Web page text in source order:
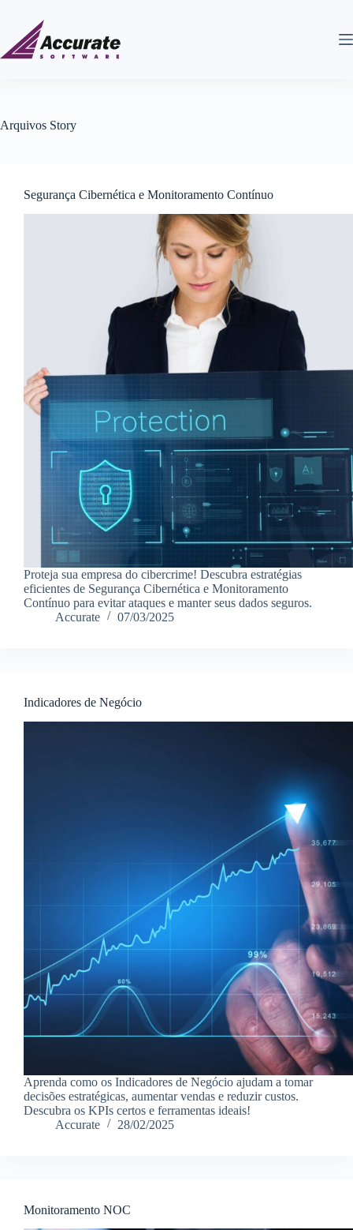
Arquivos Story
Segurança Cibernética e Monitoramento Contínuo
Proteja sua empresa do cibercrime! Descubra estratégias
eficientes de Segurança Cibernética e Monitoramento
Contínuo para evitar ataques e manter seus dados seguros.
Accurate
07/03/2025
Indicadores de Negócio
Aprenda como os Indicadores de Negócio ajudam a tomar
decisões estratégicas, aumentar vendas e reduzir custos.
Descubra os KPIs certos e ferramentas ideais!
Accurate
28/02/2025
Monitoramento NOC